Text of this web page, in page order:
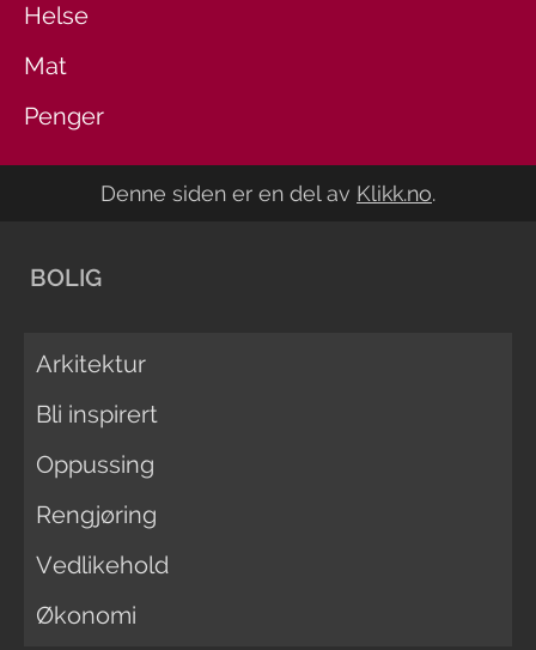
Helse
Mat
Penger
Denne siden er en del av Klikk.no.
BOLIG
Arkitektur
Bli inspirert
Oppussing
Rengjøring
Vedlikehold
Økonomi